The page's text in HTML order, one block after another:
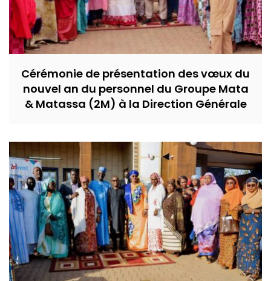
Cérémonie de présentation des vœux du
nouvel an du personnel du Groupe Mata
& Matassa (2M) à la Direction Générale